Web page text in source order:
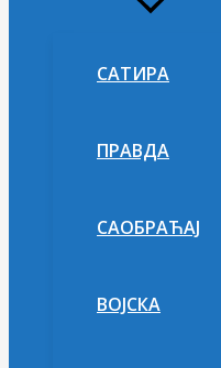
САТИРА
ПРАВДА
САОБРАЋАЈ
ВОЈСКА